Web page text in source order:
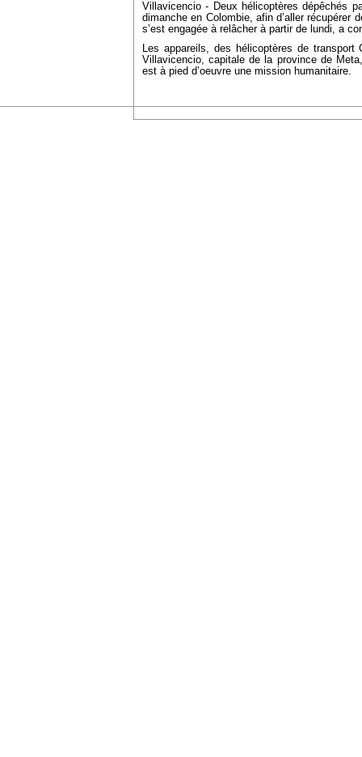
Villavicencio - Deux hélicoptères dépêchés
dimanche en Colombie, afin d’aller récupérer
s’est engagée à relâcher à partir de lundi, a
Les appareils, des hélicoptères de transport
Villavicencio, capitale de la province de
est à pied d’oeuvre une mission humanitaire.